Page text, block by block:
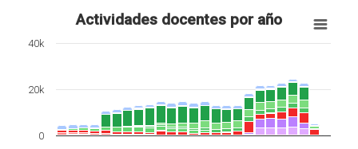
Actividades docentes por año
0
20k
40k